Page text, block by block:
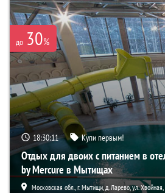
до 30%
18:30:09 Купи первым!
Отдых для двоих с питанием в
by Mercure в Мытищах
Московская обл., г. Мытищи, д. Ларево, ул. Хвойная,